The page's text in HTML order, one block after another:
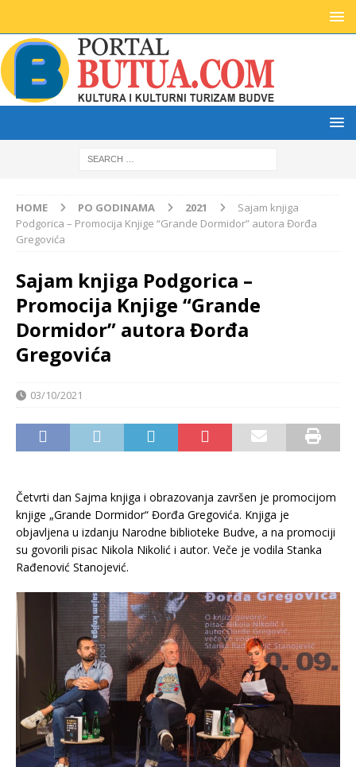
HOME PO GODINAMA 2021
Sajam knjiga
Podgorica – Promocija Knjige “Grande Dormidor” autora Đorđa
Gregovića
Sajam knjiga Podgorica –
Promocija Knjige “Grande
Dormidor” autora Đorđa
Gregovića
03/10/2021
Četvrti dan Sajma knjiga i obrazovanja završen je promocijom
knjige „Grande Dormidor“ Đorđa Gregovića. Knjiga je
objavljena u izdanju Narodne biblioteke Budve, a na promociji
su govorili pisac Nikola Nikolić i autor. Veče je vodila Stanka
Rađenović Stanojević.